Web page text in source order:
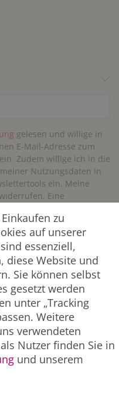
gelesen und willige in
E-Mail-Adresse zum
Zudem willige ich in die
Nutzungsdaten in
ein. Meine
Eine
es sich um ein Pflichtfeld.
zu
auf unserer
essenziell,
diese Website und
Sie können selbst
gesetzt werden
unter „Tracking
Weitere
verwendeten
Nutzer finden Sie in
und unserem